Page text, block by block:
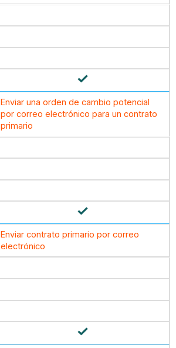
Enviar una orden de cambio potencial
por correo electrónico para un contrato
primario
Enviar contrato primario por correo
electrónico